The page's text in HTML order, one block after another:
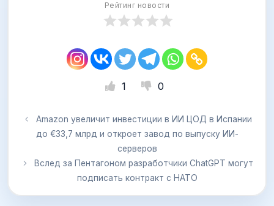
Рейтинг новости
1 0
Amazon увеличит инвестиции в ИИ ЦОД в Испании
до €33,7 млрд и откроет завод по выпуску ИИ-
серверов
Вслед за Пентагоном разработчики ChatGPT могут
подписать контракт с НАТО